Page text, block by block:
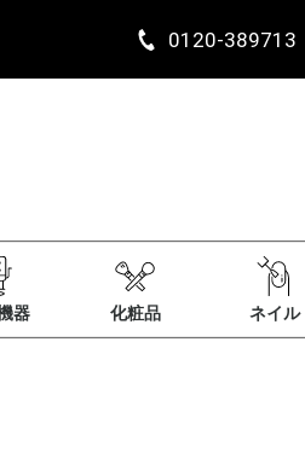
0120-389713
器 化粧品 ネイル